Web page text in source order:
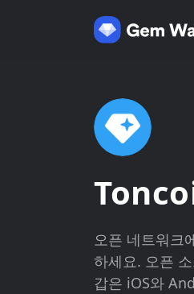
오픈 네트워크
하세요. 오픈
갑은 iOS와